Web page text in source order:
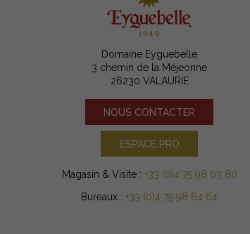
Domaine Eyguebelle
3 chemin de la Méjeonne
26230 VALAURIE
NOUS CONTACTER
ESPACE PRO
Magasin & Visite : +33 (0)4 75 98 03 80
Bureaux :+33 (0)4 75 98 64 64